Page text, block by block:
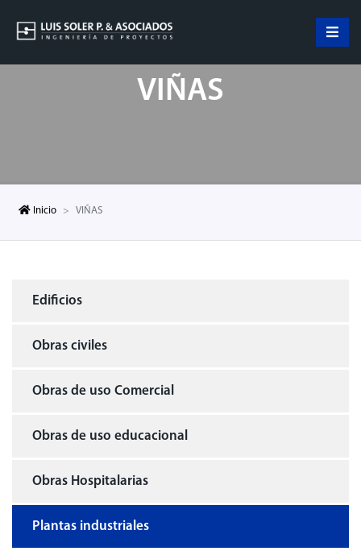
VIÑAS
Inicio VIÑAS
Edificios
Obras civiles
Obras de uso Comercial
Obras de uso educacional
Obras Hospitalarias
Plantas industriales